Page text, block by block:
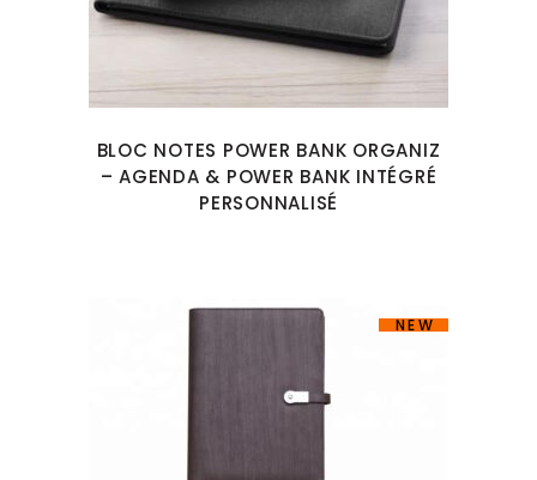
BLOC NOTES POWER BANK ORGANIZ
– AGENDA & POWER BANK INTÉGRÉ
PERSONNALISÉ
NEW